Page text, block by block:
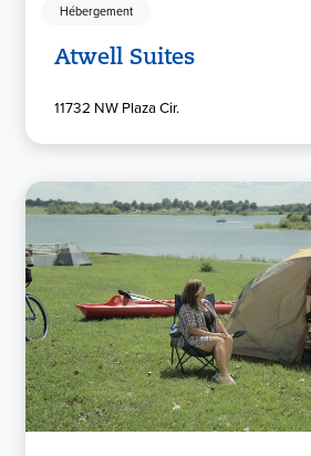
Hébergement
Atwell Suites
11732 NW Plaza Cir.